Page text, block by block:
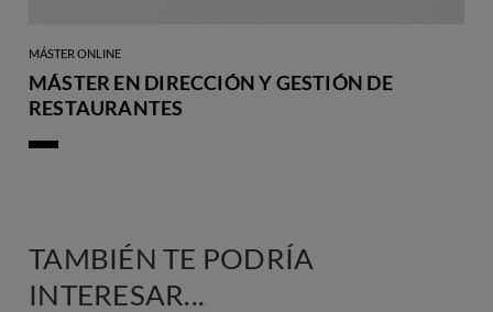
MÁSTER ONLINE
MÁSTER EN DIRECCIÓN Y GESTIÓN DE
RESTAURANTES
TAMBIÉN TE PODRÍA
INTERESAR...